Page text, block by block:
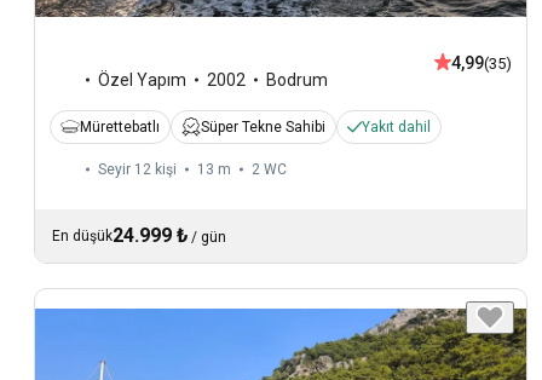
Özel Yapım 2002 Bodrum
4,99(35)
Mürettebatlı Süper Tekne Sahibi Yakıt dahil
Seyir 12 kişi 13 m 2 WC
En düşük24.999 ₺ / gün